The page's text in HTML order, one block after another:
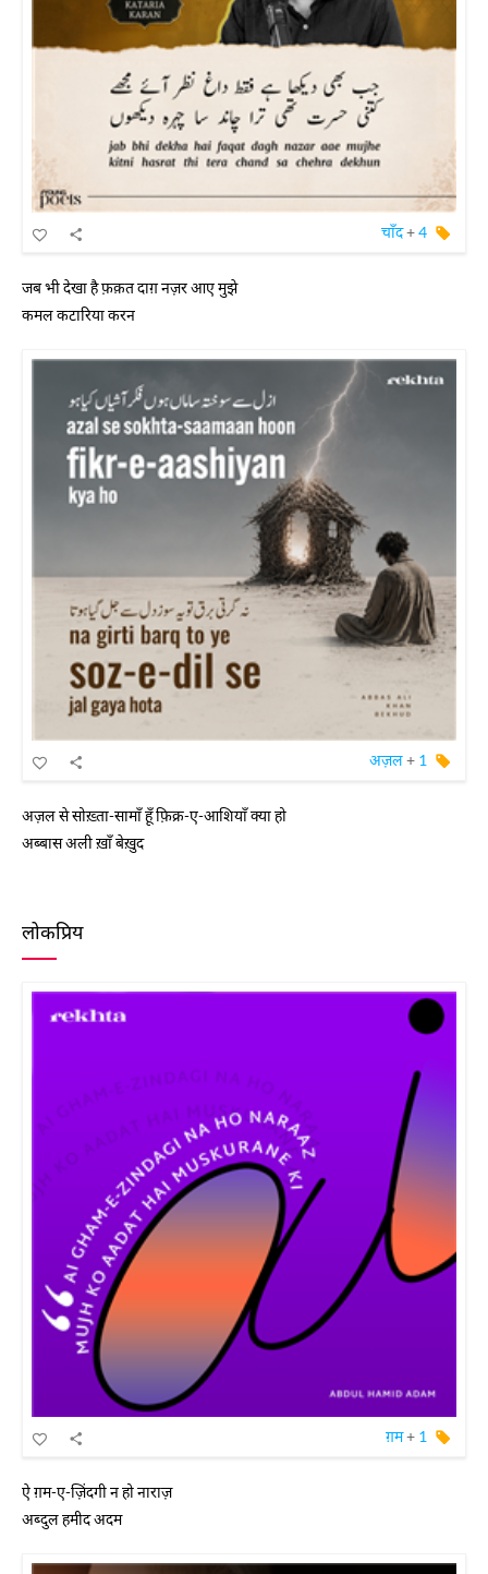
चाँद+4
जब भी देखा है फ़क़त दाग़ नज़र आए मुझे
कमल कटारिया करन
अज़ल+ 1
अज़ल से सोख़्ता-सामाँ हूँ फ़िक्र-ए-आशियाँ क्या हो
अब्बास अली ख़ाँ बेख़ुद
लोकप्रिय
ग़म+ 1
ऐ ग़म-ए-ज़िंदगी न हो नाराज़
अब्दुल हमीद अदम